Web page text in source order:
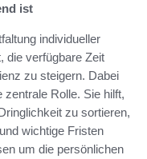
ist
individueller
die verfügbare Zeit
zu steigern. Dabei
zentrale Rolle. Sie hilft,
zu sortieren,
wichtige Fristen
um die persönlichen